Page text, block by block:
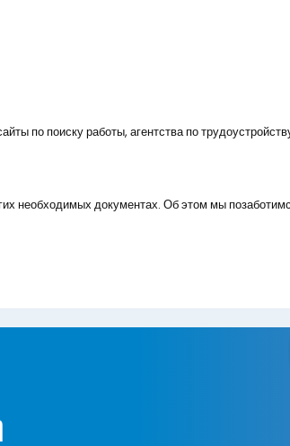
по поиску работы, агентства по
необходимых документах. Об этом мы